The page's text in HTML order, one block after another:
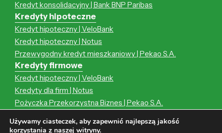
Kredyt konsolidacyjny | Bank BNP Paribas
Kredyty hipoteczne
Kredyt hipoteczny | VeloBank
Kredyt hipoteczny | Notus
Przewygodny kredyt mieszkaniowy | Pekao S.A.
Kredyty firmowe
Kredyt hipoteczny | VeloBank
Kredyty dla firm | Notus
Pożyczka Przekorzystna Biznes | Pekao S.A.
Przewygodny kredyt mieszkaniowy | Pekao S.A.
Używamy ciasteczek, aby zapewnić najlepszą jakość
korzystania z naszej witryny.